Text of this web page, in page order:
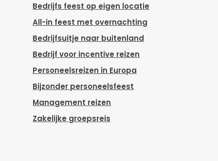
Bedrijfs feest op eigen locatie
All-in feest met overnachting
Bedrijfsuitje naar buitenland
Bedrijf voor incentive reizen
Personeelsreizen in Europa
Bijzonder personeelsfeest
Management reizen
Zakelijke groepsreis